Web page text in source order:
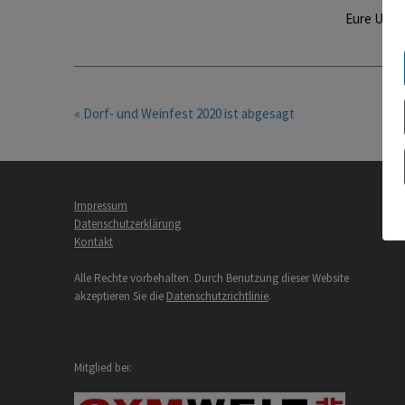
Eure Uschi
« Dorf- und Weinfest 2020 ist abgesagt
Impressum
Datenschutzerklärung
Kontakt
Alle Rechte vorbehalten. Durch Benutzung dieser Website
akzeptieren Sie die Datenschutzrichtlinie.
Mitglied bei: